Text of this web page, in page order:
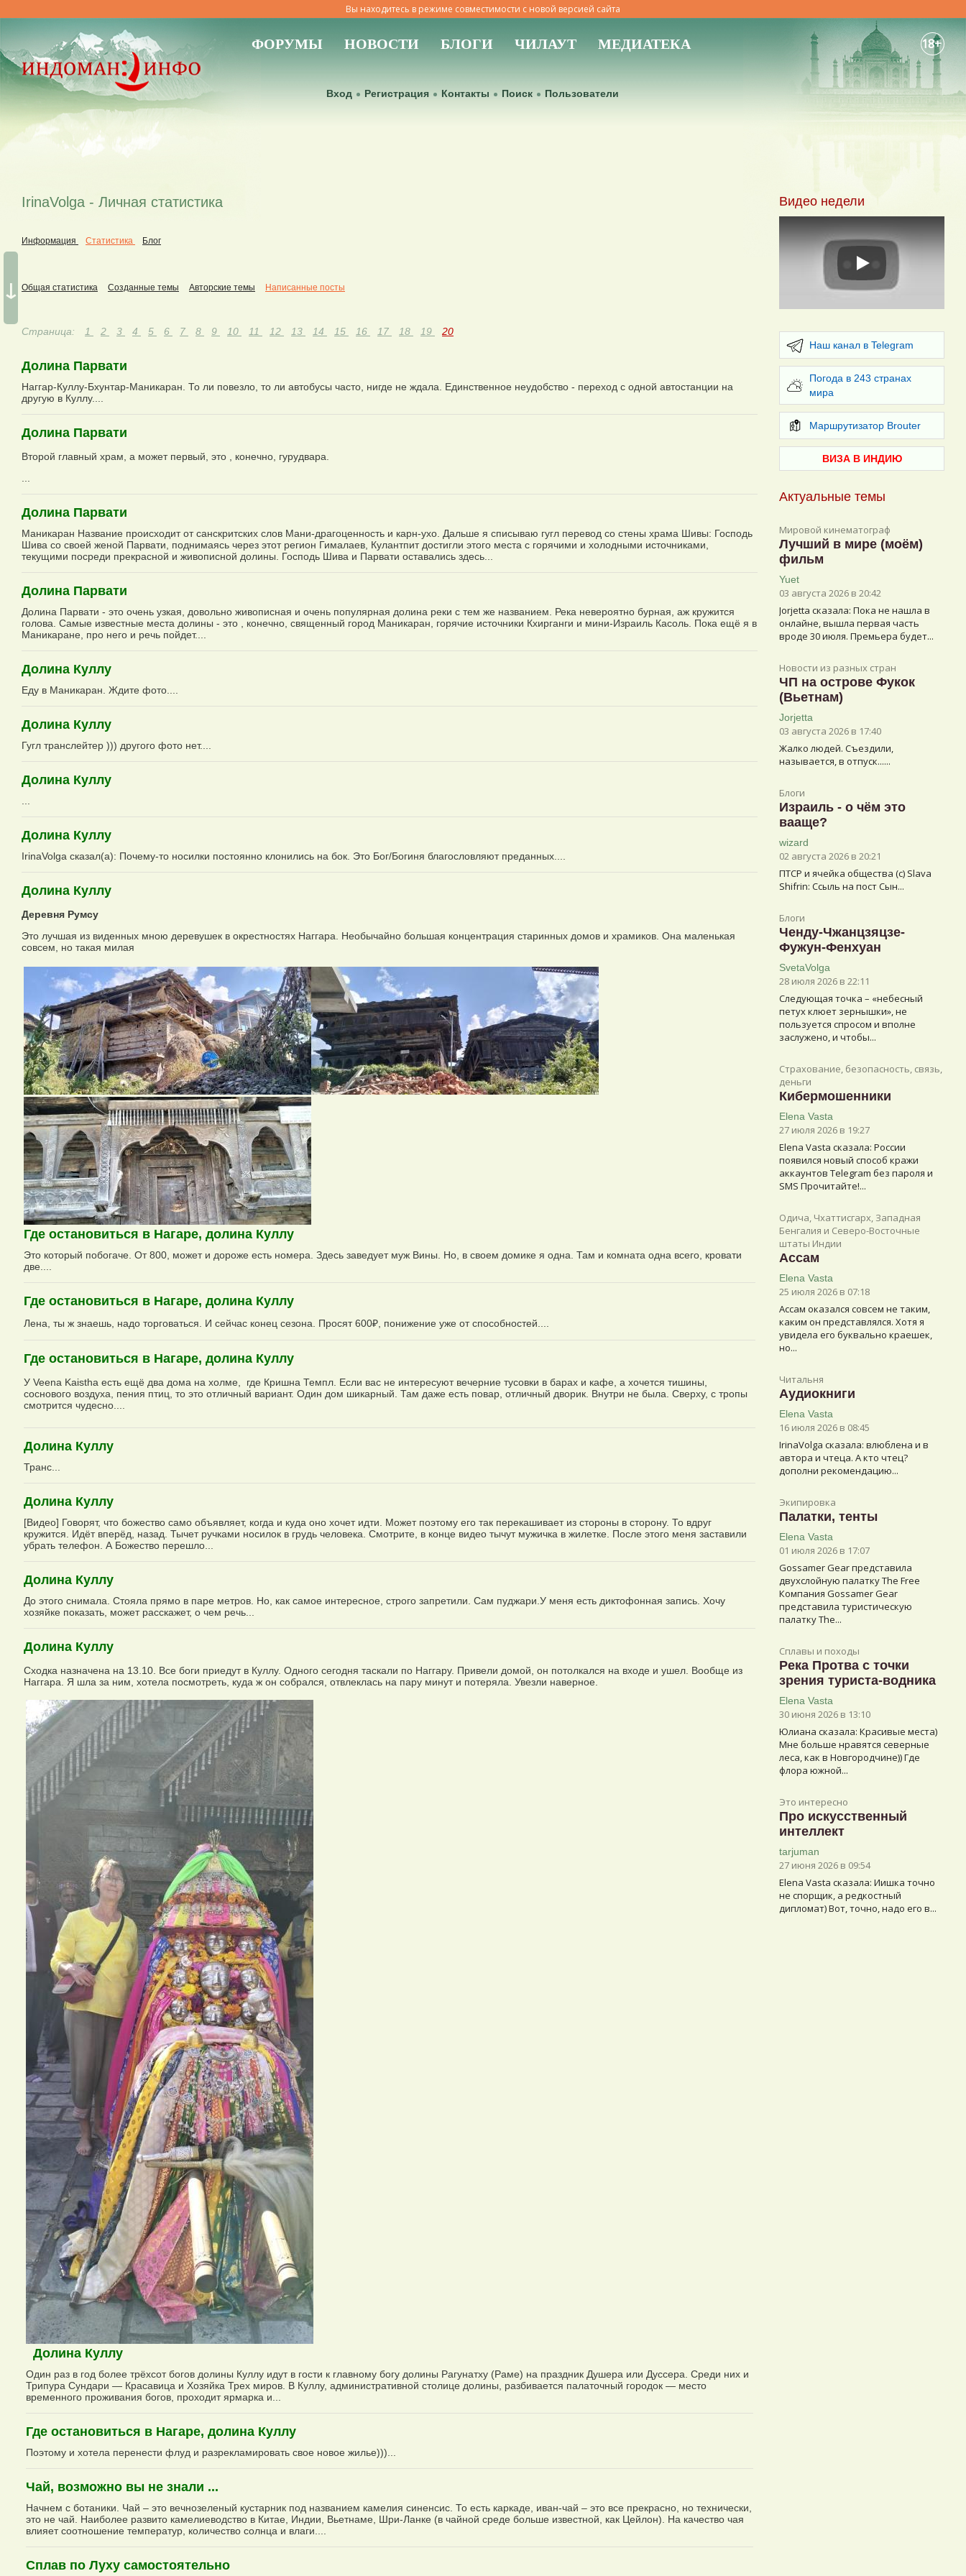
Вы находитесь в режиме совместимости с новой версией сайта
ФОРУМЫ НОВОСТИ БЛОГИ ЧИЛАУТ МЕДИАТЕКА 18+
Вход Регистрация Контакты Поиск Пользователи
↓
Видео недели
Play
Наш канал в Telegram
Погода в 243 странах
мира
Маршрутизатор Brouter
ВИЗА В ИНДИЮ
Актуальные темы
Мировой кинематограф
Лучший в мире (моём)
фильм
Yuet
03 августа 2026 в 20:42
Jorjetta сказалa: Пока не нашла в
онлайне, вышла первая часть
вроде 30 июля. Премьера будет...
Новости из разных стран
ЧП на острове Фукок
(Вьетнам)
Jorjetta
03 августа 2026 в 17:40
Жалко людей. Съездили,
называется, в отпуск......
Блоги
Израиль - о чём это
вааще?
wizard
02 августа 2026 в 20:21
ПТСР и ячейка общества (с) Slava
Shifrin: Ссыль на пост Сын...
Блоги
Ченду-Чжанцзяцзе-
Фужун-Фенхуан
SvetaVolga
28 июля 2026 в 22:11
Следующая точка – «небесный
петух клюет зернышки», не
пользуется спросом и вполне
заслужено, и чтобы...
Страхование, безопасность, связь,
деньги
Кибермошенники
Elena Vasta
27 июля 2026 в 19:27
Elena Vasta сказалa: России
появился новый способ кражи
аккаунтов Telegram без пароля и
SMS Прочитайте!...
Одича, Чхаттисгарх, Западная
Бенгалия и Северо-Восточные
штаты Индии
Ассам
Elena Vasta
25 июля 2026 в 07:18
Ассам оказался совсем не таким,
каким он представлялся. Хотя я
увидела его буквально краешек,
но...
Читальня
Аудиокниги
Elena Vasta
16 июля 2026 в 08:45
IrinaVolga сказалa: влюблена и в
автора и чтеца. А кто чтец?
дополни рекомендацию...
Экипировка
Палатки, тенты
Elena Vasta
01 июля 2026 в 17:07
Gossamer Gear представила
двухслойную палатку The Free
Компания Gossamer Gear
представила туристическую
палатку The...
Сплавы и походы
Река Протва с точки
зрения туриста-водника
Elena Vasta
30 июня 2026 в 13:10
Юлиана сказалa: Красивые места)
Мне больше нравятся северные
леса, как в Новгородчине)) Где
флора южной...
Это интересно
Про искусственный
интеллект
tarjuman
27 июня 2026 в 09:54
Elena Vasta сказалa: Иишка точно
не спорщик, а редкостный
дипломат) Вот, точно, надо его в...
IrinaVolga - Личная статистика
Информация Статистика Блог
Общая статистика Созданные темы Авторские темы Написанные посты
Страница: 1 2 3 4 5 6 7 8 9 10 11 12 13 14 15 16 17 18 19 20
Долина Парвати
Наггар-Куллу-Бхунтар-Маникаран. То ли повезло, то ли автобусы часто, нигде не ждала. Единственное неудобство - переход с одной автостанции на
другую в Куллу....
Долина Парвати
Второй главный храм, а может первый, это , конечно, гурудвара.
Долина Парвати
Маникаран Название происходит от санскритских слов Мани-драгоценность и карн-ухо. Дальше я списываю гугл перевод со стены храма Шивы: Господь
Шива со своей женой Парвати, поднимаясь через этот регион Гималаев, Кулантпит достигли этого места с горячими и холодными источниками,
текущими посреди прекрасной и живописной долины. Господь Шива и Парвати оставались здесь...
Долина Парвати
Долина Парвати - это очень узкая, довольно живописная и очень популярная долина реки с тем же названием. Река невероятно бурная, аж кружится
голова. Самые известные места долины - это , конечно, священный город Маникаран, горячие источники Кхирганги и мини-Израиль Касоль. Пока ещё я в
Маникаране, про него и речь пойдет....
Долина Куллу
Еду в Маникаран. Ждите фото....
Долина Куллу
Гугл транслейтер ))) другого фото нет....
Долина Куллу
Долина Куллу
IrinaVolga сказал(а): Почему-то носилки постоянно клонились на бок. Это Бог/Богиня благословляют преданных....
Долина Куллу
Деревня Румсу
Это лучшая из виденных мною деревушек в окрестностях Наггара. Необычайно большая концентрация старинных домов и храмиков. Она маленькая
совсем, но такая милая
Где остановиться в Нагаре, долина Куллу
Это который побогаче. От 800, может и дороже есть номера. Здесь заведует муж Вины. Но, в своем домике я одна. Там и комната одна всего, кровати
две....
Где остановиться в Нагаре, долина Куллу
Лена, ты ж знаешь, надо торговаться. И сейчас конец сезона. Просят 600₽, понижение уже от способностей....
Где остановиться в Нагаре, долина Куллу
У Veena Kaistha есть ещё два дома на холме, где Кришна Темпл. Если вас не интересуют вечерние тусовки в барах и кафе, а хочется тишины,
соснового воздуха, пения птиц, то это отличный вариант. Один дом шикарный. Там даже есть повар, отличный дворик. Внутри не была. Сверху, с тропы
смотрится чудесно....
Долина Куллу
Транс...
Долина Куллу
[Видео] Говорят, что божество само объявляет, когда и куда оно хочет идти. Может поэтому его так перекашивает из стороны в сторону. То вдруг
кружится. Идёт вперёд, назад. Тычет ручками носилок в грудь человека. Смотрите, в конце видео тычут мужичка в жилетке. После этого меня заставили
убрать телефон. А Божество перешло...
Долина Куллу
До этого снимала. Стояла прямо в паре метров. Но, как самое интересное, строго запретили. Сам пуджари.У меня есть диктофонная запись. Хочу
хозяйке показать, может расскажет, о чем речь...
Долина Куллу
Сходка назначена на 13.10. Все боги приедут в Куллу. Одного сегодня таскали по Наггару. Привели домой, он потолкался на входе и ушел. Вообще из
Наггара. Я шла за ним, хотела посмотреть, куда ж он собрался, отвлеклась на пару минут и потеряла. Увезли наверное.
Долина Куллу
Один раз в год более трёхсот богов долины Куллу идут в гости к главному богу долины Рагунатху (Раме) на праздник Душера или Дуссера. Среди них и
Трипура Сундари — Красавица и Хозяйка Трех миров. В Куллу, административной столице долины, разбивается палаточный городок — место
временного проживания богов, проходит ярмарка и...
Где остановиться в Нагаре, долина Куллу
Поэтому и хотела перенести флуд и разрекламировать свое новое жилье)))...
Чай, возможно вы не знали ...
Начнем с ботаники. Чай – это вечнозеленый кустарник под названием камелия синенсис. То есть каркаде, иван-чай – это все прекрасно, но технически,
это не чай. Наиболее развито камелиеводство в Китае, Индии, Вьетнаме, Шри-Ланке (в чайной среде больше известной, как Цейлон). На качество чая
влияет соотношение температур, количество солнца и влаги....
Сплав по Луху самостоятельно